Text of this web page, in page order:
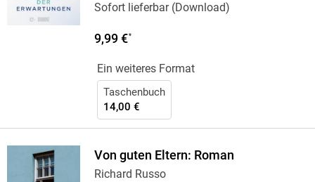
Sofort lieferbar (Download)
9,99 €*
Ein weiteres Format
Taschenbuch
14,00 €
Von guten Eltern: Roman
Richard Russo